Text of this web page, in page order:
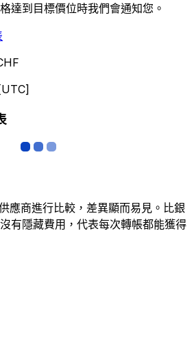
達到目標價位時我們會通知您。
應商進行比較，差異顯而易見。比銀
有隱藏費用，代表每次轉帳都能獲得